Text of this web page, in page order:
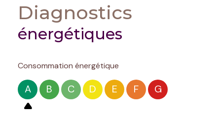
Diagnostics
énergétiques
Consommation énergétique
A B C D E F G